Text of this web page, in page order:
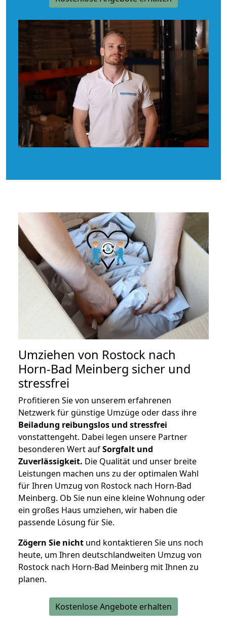
Umziehen von Rostock nach
Horn-Bad Meinberg sicher und
stressfrei
Profitieren Sie von unserem erfahrenen
Netzwerk für günstige Umzüge oder dass ihre
Beiladung reibungslos und stressfrei
vonstattengeht. Dabei legen unsere Partner
besonderen Wert aufSorgfalt und
Zuverlässigkeit. Die Qualität und unser breite
Leistungen machen uns zu der optimalen Wahl
für Ihren Umzug von Rostock nach Horn-Bad
Meinberg. Ob Sie nun eine kleine Wohnung oder
ein großes Haus umziehen, wir haben die
passende Lösung für Sie.
Zögern Sie nicht und kontaktieren Sie uns noch
heute, um Ihren deutschlandweiten Umzug von
Rostock nach Horn-Bad Meinberg mit Ihnen zu
planen.
Kostenlose Angebote erhalten